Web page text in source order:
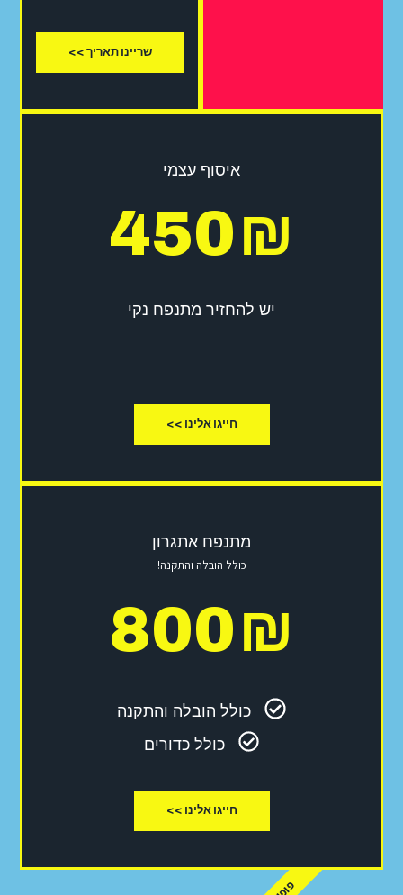
איסוף עצמי
450₪
יש להחזיר מתנפח נקי
חייגו אלינו >>
שריינו תאריך >>
מתנפח אתגרון
כולל הובלה והתקנה!
800₪
כולל הובלה והתקנה
כולל כדורים
חייגו אלינו >>